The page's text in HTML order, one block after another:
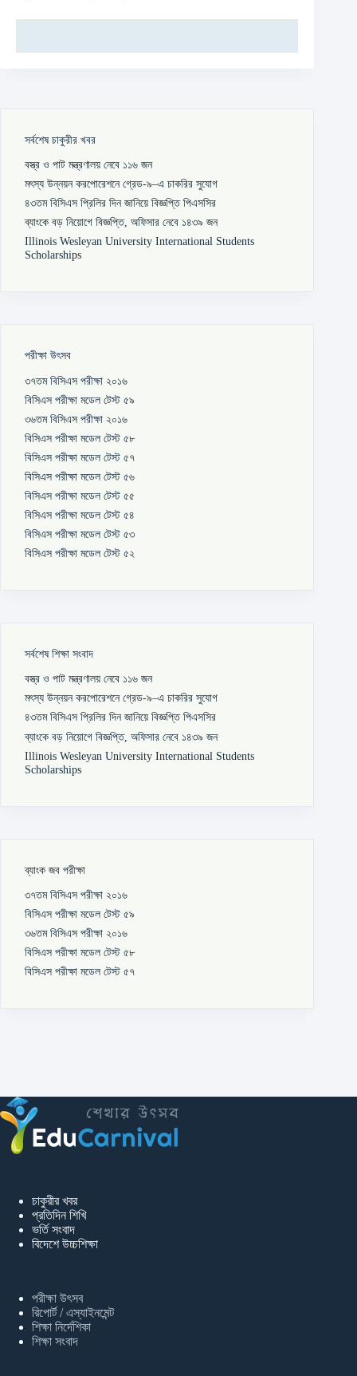
সর্বশেষ চাকুরীর খবর
বস্ত্র ও পাট মন্ত্রণালয় নেবে ১১৬ জন
মৎস্য উন্নয়ন করপোরেশনে গ্রেড-৯–এ চাকরির সুযোগ
৪৩তম বিসিএস প্রিলির দিন জানিয়ে বিজ্ঞপ্তি পিএসসির
ব্যাংকে বড় নিয়োগে বিজ্ঞপ্তি, অফিসার নেবে ১৪৩৯ জন
Illinois Wesleyan University International Students
Scholarships
পরীক্ষা উৎসব
৩৭তম বিসিএস পরীক্ষা ২০১৬
বিসিএস পরীক্ষা মডেল টেস্ট ৫৯
৩৬তম বিসিএস পরীক্ষা ২০১৬
বিসিএস পরীক্ষা মডেল টেস্ট ৫৮
বিসিএস পরীক্ষা মডেল টেস্ট ৫৭
বিসিএস পরীক্ষা মডেল টেস্ট ৫৬
বিসিএস পরীক্ষা মডেল টেস্ট ৫৫
বিসিএস পরীক্ষা মডেল টেস্ট ৫৪
বিসিএস পরীক্ষা মডেল টেস্ট ৫৩
বিসিএস পরীক্ষা মডেল টেস্ট ৫২
সর্বশেষ শিক্ষা সংবাদ
বস্ত্র ও পাট মন্ত্রণালয় নেবে ১১৬ জন
মৎস্য উন্নয়ন করপোরেশনে গ্রেড-৯–এ চাকরির সুযোগ
৪৩তম বিসিএস প্রিলির দিন জানিয়ে বিজ্ঞপ্তি পিএসসির
ব্যাংকে বড় নিয়োগে বিজ্ঞপ্তি, অফিসার নেবে ১৪৩৯ জন
Illinois Wesleyan University International Students
Scholarships
ব্যাংক জব পরীক্ষা
৩৭তম বিসিএস পরীক্ষা ২০১৬
বিসিএস পরীক্ষা মডেল টেস্ট ৫৯
৩৬তম বিসিএস পরীক্ষা ২০১৬
বিসিএস পরীক্ষা মডেল টেস্ট ৫৮
বিসিএস পরীক্ষা মডেল টেস্ট ৫৭
চাকুরীর খবর
প্রতিদিন শিখি
ভর্তি সংবাদ
বিদেশে উচ্চশিক্ষা
পরীক্ষা উৎসব
রিপোর্ট / এস্যাইনমেন্ট
শিক্ষা নির্দেশিকা
শিক্ষা সংবাদ